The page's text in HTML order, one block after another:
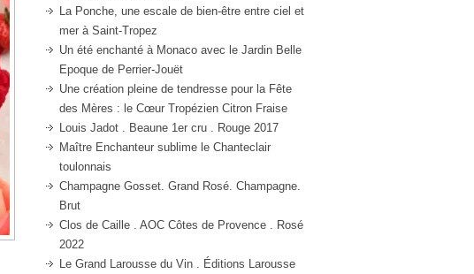
La Ponche, une escale de bien-être entre ciel et
mer à Saint-Tropez
Un été enchanté à Monaco avec le Jardin Belle
Epoque de Perrier-Jouët
Une création pleine de tendresse pour la Fête
des Mères : le Cœur Tropézien Citron Fraise
Louis Jadot . Beaune 1er cru . Rouge 2017
Maître Enchanteur sublime le Chanteclair
toulonnais
Champagne Gosset. Grand Rosé. Champagne.
Brut
Clos de Caille . AOC Côtes de Provence . Rosé
2022
Le Grand Larousse du Vin . Éditions Larousse